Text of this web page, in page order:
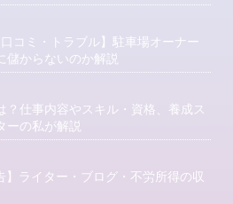
コミ・トラブル】駐車場オーナー
儲からないのか解説
仕事内容やスキル・資格、養成ス
ーの私が解説
】ライター・ブログ・不労所得の収